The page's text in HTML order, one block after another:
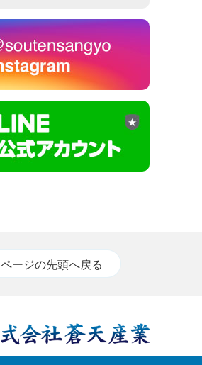
ページの先頭へ戻る